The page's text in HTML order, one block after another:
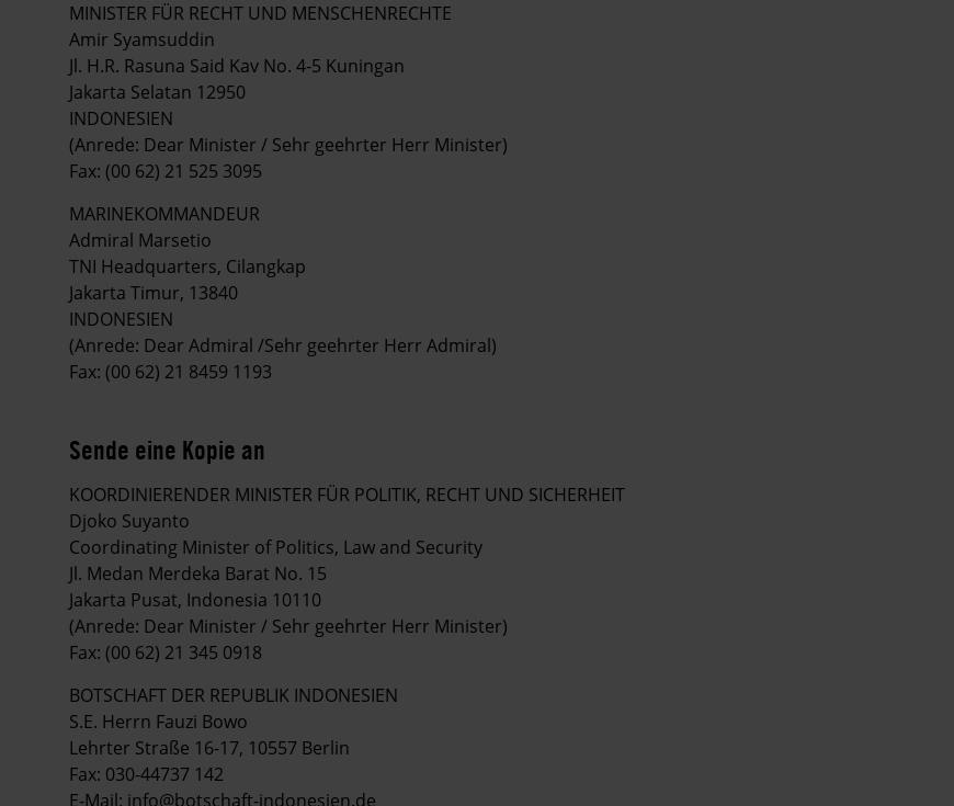
MINISTER FÜR RECHT UND MENSCHENRECHTE
Amir Syamsuddin
Jl. H.R. Rasuna Said Kav No. 4-5 Kuningan
Jakarta Selatan 12950
INDONESIEN
(Anrede: Dear Minister / Sehr geehrter Herr Minister)
Fax: (00 62) 21 525 3095
MARINEKOMMANDEUR
Admiral Marsetio
TNI Headquarters, Cilangkap
Jakarta Timur, 13840
INDONESIEN
(Anrede: Dear Admiral /Sehr geehrter Herr Admiral)
Fax: (00 62) 21 8459 1193
Sende eine Kopie an
KOORDINIERENDER MINISTER FÜR POLITIK, RECHT UND SICHERHEIT
Djoko Suyanto
Coordinating Minister of Politics, Law and Security
Jl. Medan Merdeka Barat No. 15
Jakarta Pusat, Indonesia 10110
(Anrede: Dear Minister / Sehr geehrter Herr Minister)
Fax: (00 62) 21 345 0918
BOTSCHAFT DER REPUBLIK INDONESIEN
S.E. Herrn Fauzi Bowo
Lehrter Straße 16-17, 10557 Berlin
Fax: 030-44737 142
E-Mail: info@botschaft-indonesien.de